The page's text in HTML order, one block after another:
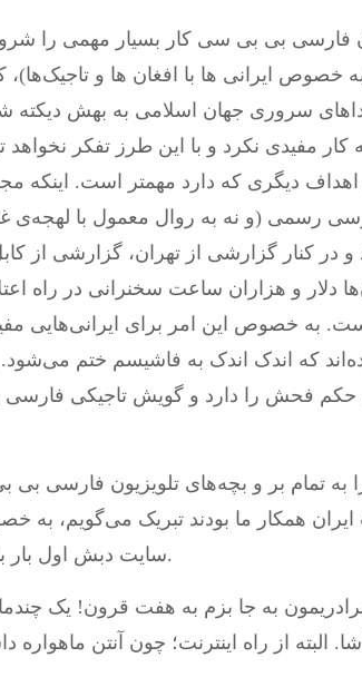
فارسی بی بی سی کار بسیار مهمی را
خصوص ایرانی ها با افغان ها و
سروری جهان اسلامی به بهش
کار مفیدی نکرد و با این طرز تفکر
دیگری که دارد مهمتر است. اینکه
رسمی (و نه به روال معمول با لهجه‌ی
در کنار گزارشی از تهران، گزارشی از
دلار و هزاران ساعت سخنرانی در راه
به خصوص این امر برای ایرانی‌هایی
که اندک اندک به فاشیسم ختم می‌شود.
حکم فحش را دارد و گویش تاجیکی فارسی
را به تمام بر و بچه‌های تلویزیون فارسی
همکار ما بودند تبریک می‌گویم، به
سایت دبش اول بار با مدیریت فنی او راه افتاد.
به جا بزم به هفت قرون! یک
البته از راه اینترنت؛ چون آنتن